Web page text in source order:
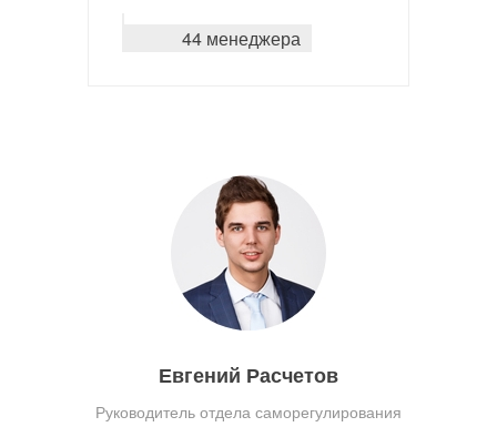
44 менеджера
Евгений Расчетов
Руководитель отдела саморегулирования